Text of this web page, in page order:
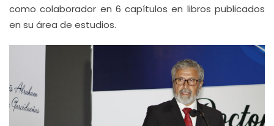
como colaborador en 6 capítulos en libros publicados
en su área de estudios.